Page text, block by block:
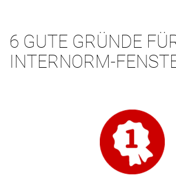
6 GUTE GRÜNDE
INTERNORM-